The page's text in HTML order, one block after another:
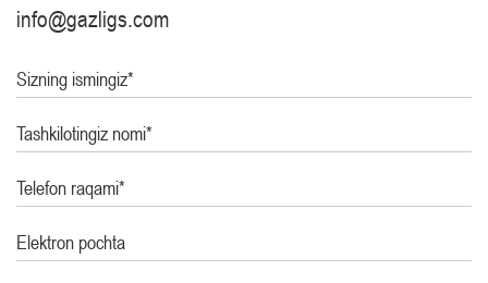
info@gazligs.com
Sizning ismingiz*
Tashkilotingiz nomi*
Telefon raqami*
Elektron pochta